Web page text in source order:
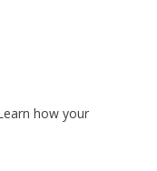
how your